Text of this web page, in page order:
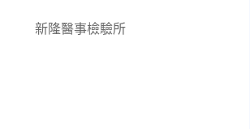
新隆醫事檢驗所